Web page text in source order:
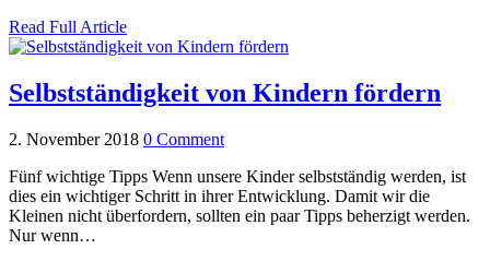
Read Full Article
Selbstständigkeit von Kindern fördern
2. November 2018 0 Comment
Fünf wichtige Tipps Wenn unsere Kinder selbstständig werden, ist
dies ein wichtiger Schritt in ihrer Entwicklung. Damit wir die
Kleinen nicht überfordern, sollten ein paar Tipps beherzigt werden.
Nur wenn…